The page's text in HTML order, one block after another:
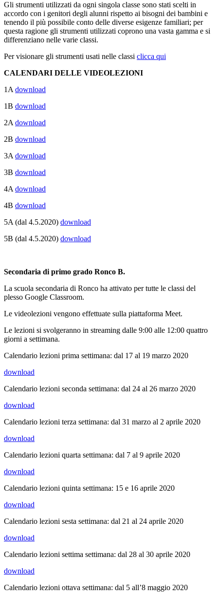
Gli strumenti utilizzati da ogni singola classe sono stati scelti in
accordo con i genitori degli alunni rispetto ai bisogni dei bambini e
tenendo il più possibile conto delle diverse esigenze familiari; per
questa ragione gli strumenti utilizzati coprono una vasta gamma e si
differenziano nelle varie classi.
Per visionare gli strumenti usati nelle classi clicca qui
CALENDARI DELLE VIDEOLEZIONI
1A download
1B download
2A download
2B download
3A download
3B download
4A download
4B download
5A (dal 4.5.2020) download
5B (dal 4.5.2020) download
Secondaria di primo grado Ronco B.
La scuola secondaria di Ronco ha attivato per tutte le classi del
plesso Google Classroom.
Le videolezioni vengono effettuate sulla piattaforma Meet.
Le lezioni si svolgeranno in streaming dalle 9:00 alle 12:00 quattro
giorni a settimana.
Calendario lezioni prima settimana: dal 17 al 19 marzo 2020
download
Calendario lezioni seconda settimana: dal 24 al 26 marzo 2020
download
Calendario lezioni terza settimana: dal 31 marzo al 2 aprile 2020
download
Calendario lezioni quarta settimana: dal 7 al 9 aprile 2020
download
Calendario lezioni quinta settimana: 15 e 16 aprile 2020
download
Calendario lezioni sesta settimana: dal 21 al 24 aprile 2020
download
Calendario lezioni settima settimana: dal 28 al 30 aprile 2020
download
Calendario lezioni ottava settimana: dal 5 all’8 maggio 2020